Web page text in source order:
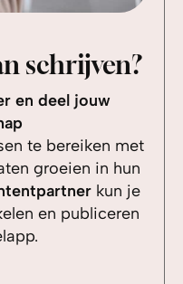
schrijven?
en deel jouw
te bereiken met
groeien in hun
kun je
en publiceren